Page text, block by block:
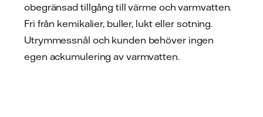
obegränsad tillgång till värme och varmvatten.
Fri från kemikalier, buller, lukt eller sotning.
Utrymmessnål och kunden behöver ingen
egen ackumulering av varmvatten.